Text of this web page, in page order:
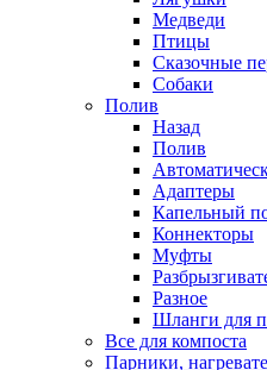
Медведи
Птицы
Сказочные
Собаки
Полив
Назад
Полив
Адаптеры
Капельный
Коннекторы
Муфты
Разное
Шланги для
Все для компоста
Парники,